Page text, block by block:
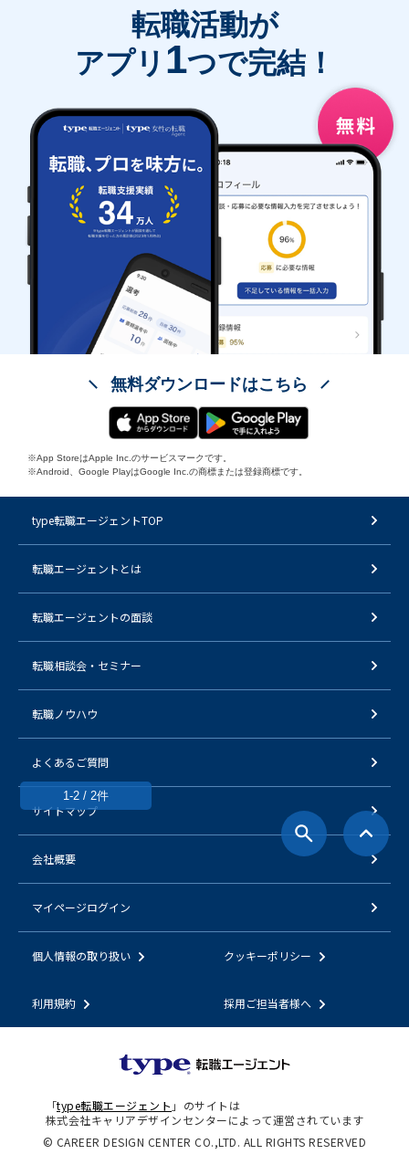
1-2 / 2件
転職活動が
アプリ 1つで完結！
無料ダウンロードはこちら
※App StoreはApple Inc.のサービスマークです。
※Android、Google PlayはGoogle Inc.の商標または登録商標です。
type転職エージェントTOP
転職エージェントとは
転職エージェントの面談
転職相談会・セミナー
転職ノウハウ
よくあるご質問
サイトマップ
会社概要
マイページログイン
個人情報の取り扱い クッキーポリシー
利用規約 採用ご担当者様へ
「type転職エージェント 」のサイトは
株式会社キャリアデザインセンターによって運営されています
© CAREER DESIGN CENTER CO.,LTD. ALL RIGHTS RESERVED